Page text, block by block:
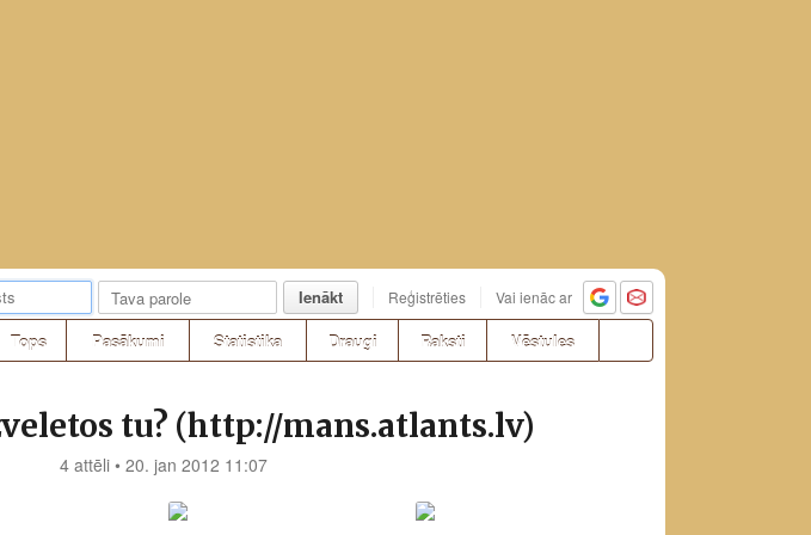
Ienākt Reģistrēties Vai ienāc ar
Tops Pasākumi Statistika Draugi Raksti Vēstules
tu? (http://mans.atlants.lv)
4 attēli • 20. jan 2012 11:07